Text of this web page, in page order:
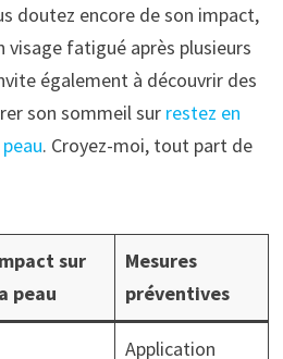
doutez encore de son impact,
visage fatigué après plusieurs
également à découvrir des
son sommeil sur restez en
. Croyez-moi, tout part de
sur
peau
Mesures
préventives
Application